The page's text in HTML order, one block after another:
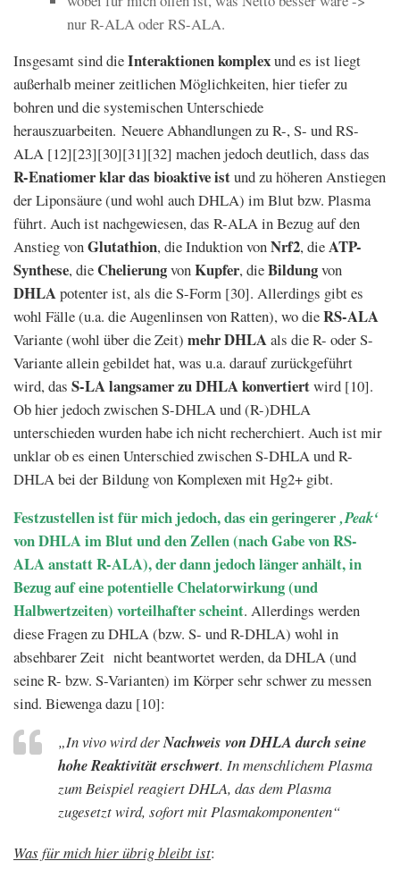
nur R-ALA oder RS-ALA.
Insgesamt sind dieInteraktionen komplexund es ist liegt
außerhalb meiner zeitlichen Möglichkeiten, hier tiefer zu
bohren und die systemischen Unterschiede
herauszuarbeiten. Neuere Abhandlungen zu R-, S- und RS-
ALA [12][23][30][31][32] machen jedoch deutlich, dass das
R-Enatiomer klar das bioaktive istund zu höheren Anstiegen
der Liponsäure (und wohl auch DHLA) im Blut bzw. Plasma
führt. Auch ist nachgewiesen, das R-ALA in Bezug auf den
Anstieg vonGlutathion, die Induktion vonNrf2, dieATP-
Synthese, die ChelierungvonKupfer, dieBildungvon
DHLApotenter ist, als die S-Form [30]. Allerdings gibt es
wohl Fälle (u.a. die Augenlinsen von Ratten), wo dieRS-ALA
Variante (wohl über die Zeit) mehr DHLAals die R- oder S-
Variante allein gebildet hat, was u.a. darauf zurückgeführt
wird, das S-LA langsamer zu DHLA konvertiertwird [10].
Ob hier jedoch zwischen S-DHLA und (R-)DHLA
unterschieden wurden habe ich nicht recherchiert. Auch ist mir
unklar ob es einen Unterschied zwischen S-DHLA und R-
DHLA bei der Bildung von Komplexen mit Hg2+ gibt.
Festzustellen ist für mich jedoch, das ein geringerer‚Peak‘
von DHLA im Blut und den Zellen (nach Gabe von RS-
ALA anstatt R-ALA), der dann jedoch länger anhält, in
Bezug auf eine potentielle Chelatorwirkung (und
Halbwertzeiten) vorteilhafter scheint. Allerdings werden
diese Fragen zu DHLA (bzw. S- und R-DHLA) wohl in
absehbarer Zeit nicht beantwortet werden, da DHLA (und
seine R- bzw. S-Varianten) im Körper sehr schwer zu messen
sind. Biewenga dazu [10]:
„In vivo wird derNachweis von DHLA durch seine
hohe Reaktivität erschwert. In menschlichem Plasma
zum Beispiel reagiert DHLA, das dem Plasma
zugesetzt wird, sofort mit Plasmakomponenten“
Was für mich hier übrig bleibt ist: